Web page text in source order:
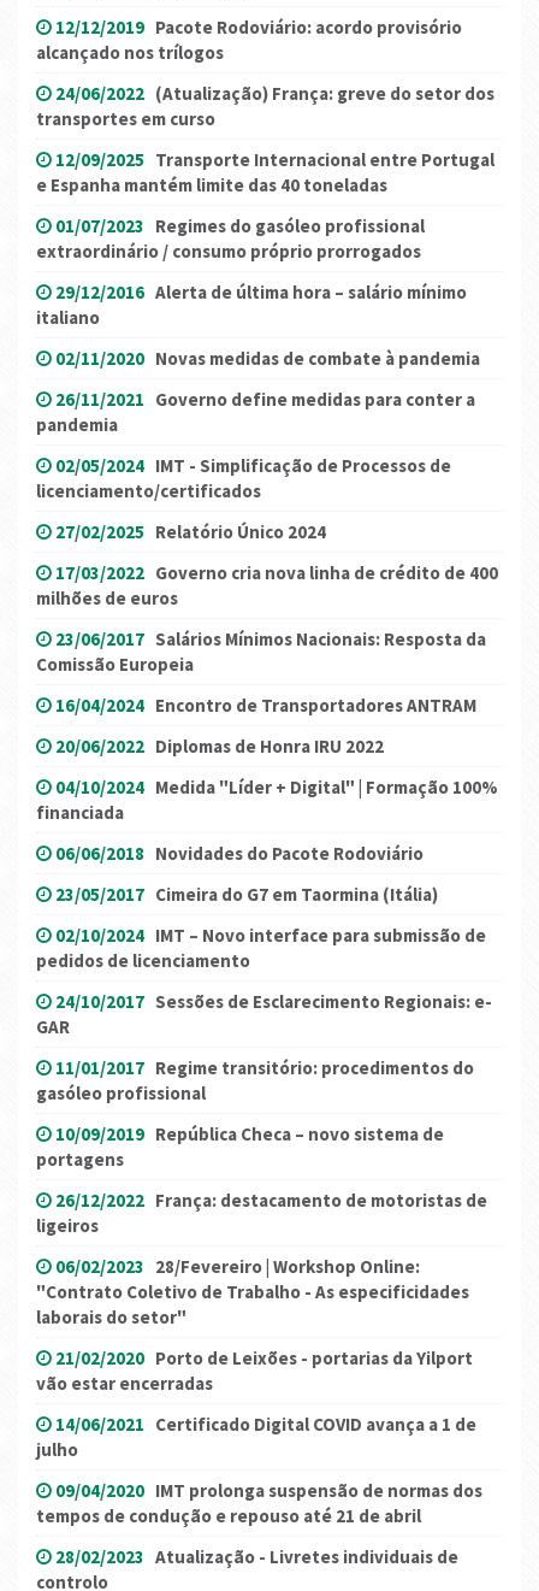
12/12/2019 Pacote Rodoviário: acordo provisório
alcançado nos trílogos
24/06/2022 (Atualização) França: greve do setor dos
transportes em curso
12/09/2025 Transporte Internacional entre Portugal
e Espanha mantém limite das 40 toneladas
01/07/2023 Regimes do gasóleo profissional
extraordinário / consumo próprio prorrogados
29/12/2016 Alerta de última hora – salário mínimo
italiano
02/11/2020 Novas medidas de combate à pandemia
26/11/2021 Governo define medidas para conter a
pandemia
02/05/2024 IMT - Simplificação de Processos de
licenciamento/certificados
27/02/2025 Relatório Único 2024
17/03/2022 Governo cria nova linha de crédito de 400
milhões de euros
23/06/2017 Salários Mínimos Nacionais: Resposta da
Comissão Europeia
16/04/2024 Encontro de Transportadores ANTRAM
20/06/2022 Diplomas de Honra IRU 2022
04/10/2024 Medida "Líder + Digital" | Formação 100%
financiada
06/06/2018 Novidades do Pacote Rodoviário
23/05/2017 Cimeira do G7 em Taormina (Itália)
02/10/2024 IMT – Novo interface para submissão de
pedidos de licenciamento
24/10/2017 Sessões de Esclarecimento Regionais: e-
GAR
11/01/2017 Regime transitório: procedimentos do
gasóleo profissional
10/09/2019 República Checa – novo sistema de
portagens
26/12/2022 França: destacamento de motoristas de
ligeiros
06/02/2023 28/Fevereiro | Workshop Online:
"Contrato Coletivo de Trabalho - As especificidades
laborais do setor"
21/02/2020 Porto de Leixões - portarias da Yilport
vão estar encerradas
14/06/2021 Certificado Digital COVID avança a 1 de
julho
09/04/2020 IMT prolonga suspensão de normas dos
tempos de condução e repouso até 21 de abril
28/02/2023 Atualização - Livretes individuais de
controlo